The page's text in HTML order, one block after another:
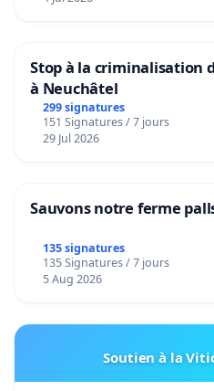
Stop à la criminalisation
à Neuchâtel
299 signatures
151 Signatures / 7 jours
29 Jul 2026
Sauvons notre ferme
135 signatures
135 Signatures / 7 jours
5 Aug 2026
Soutien à la